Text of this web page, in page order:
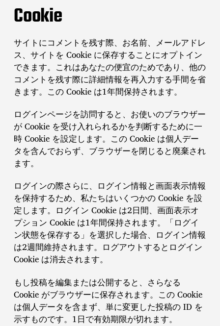
Cookie
サイトにコメントを残す際、お名前、メールアドレ
ス、サイトを Cookie に保存することにオプトイン
できます。これはあなたの便宜のためであり、他の
コメントを残す際に詳細情報を再入力する手間を省
きます。この Cookie は1年間保持されます。
ログインページを訪問すると、お使いのブラウザー
が Cookie を受け入れられるかを判断するために一
時 Cookie を設定します。この Cookie は個人デー
タを含んでおらず、ブラウザーを閉じると廃棄され
ます。
ログインの際さらに、ログイン情報と画面表示情報
を保持するため、私たちはいくつかの Cookie を設
定します。ログイン Cookie は2日間、画面表示オ
プション Cookie は1年間保持されます。「ログイ
ン状態を保存する」を選択した場合、ログイン情報
は2週間維持されます。ログアウトするとログイン
Cookie は消去されます。
もし投稿を編集または公開すると、さらなる
Cookie がブラウザーに保存されます。この Cookie
は個人データを含まず、単に変更した投稿の ID を
示すものです。1日で有効期限が切れます。